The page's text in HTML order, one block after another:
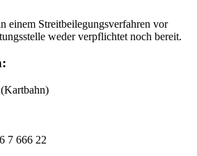
einem Streitbeilegungsverfahren vor
weder verpflichtet noch bereit.
7 666 22